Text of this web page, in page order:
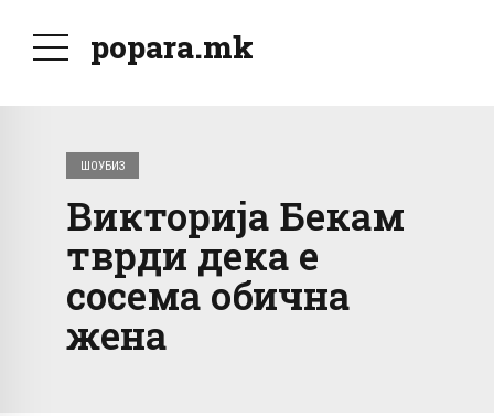
popara.mk
ШОУБИЗ
Викторија Бекам
тврди дека е
сосема обична
жена